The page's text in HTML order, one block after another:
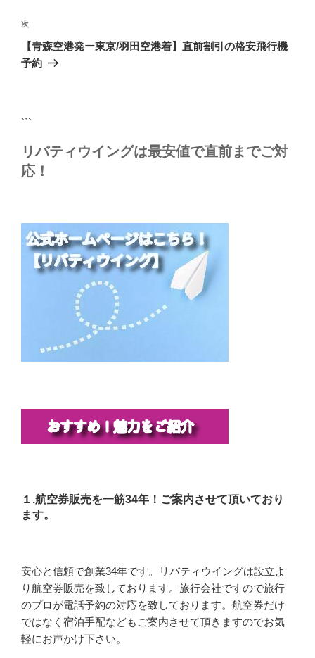
ゲ
ー
シ
次
の
投
次
【青森空港発ー東京/羽田空港着】直前割引の格安飛行機
予約
```
リバティウイングは最安値で直前までご対
応！
１.航空券販売を一筋34年！ご案内させて頂いており
ます。
安心と信頼で創業34年です。リバティウイングは設立よ
り航空券販売を致しております。旅行会社ですので旅行
のプロが電話予約の対応を致しております。航空券だけ
ではなく宿泊手配などもご案内させて頂きますのでお気
軽にお声かけ下さい。